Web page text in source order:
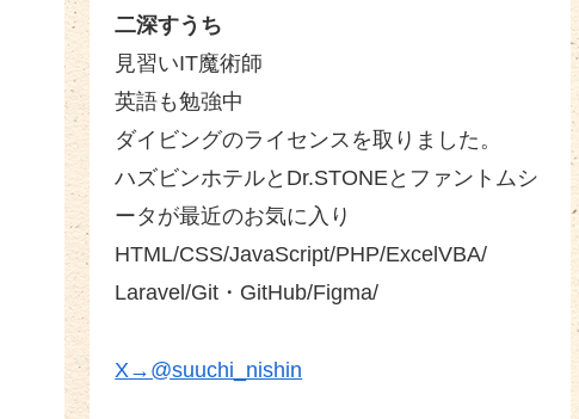
二深すうち
見習いIT魔術師
英語も勉強中
ダイビングのライセンスを取りました。
ハズビンホテルとDr.STONEとファントムシ
ータが最近のお気に入り
HTML/CSS/JavaScript/PHP/ExcelVBA/
Laravel/Git・GitHub/Figma/
X→@suuchi_nishin